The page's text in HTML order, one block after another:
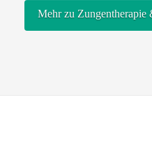
Mehr zu Zungentherapie